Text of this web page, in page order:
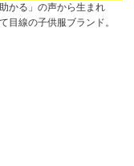
助かる」の声から生まれ
目線の子供服ブランド。